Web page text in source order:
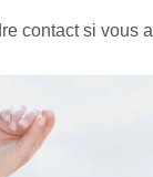
contact si vous